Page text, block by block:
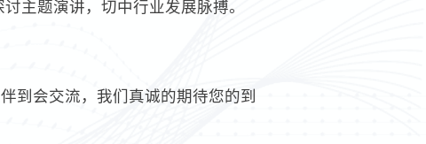
主题演讲，切中行业发展脉搏。
到会交流，我们真诚的期待您的到